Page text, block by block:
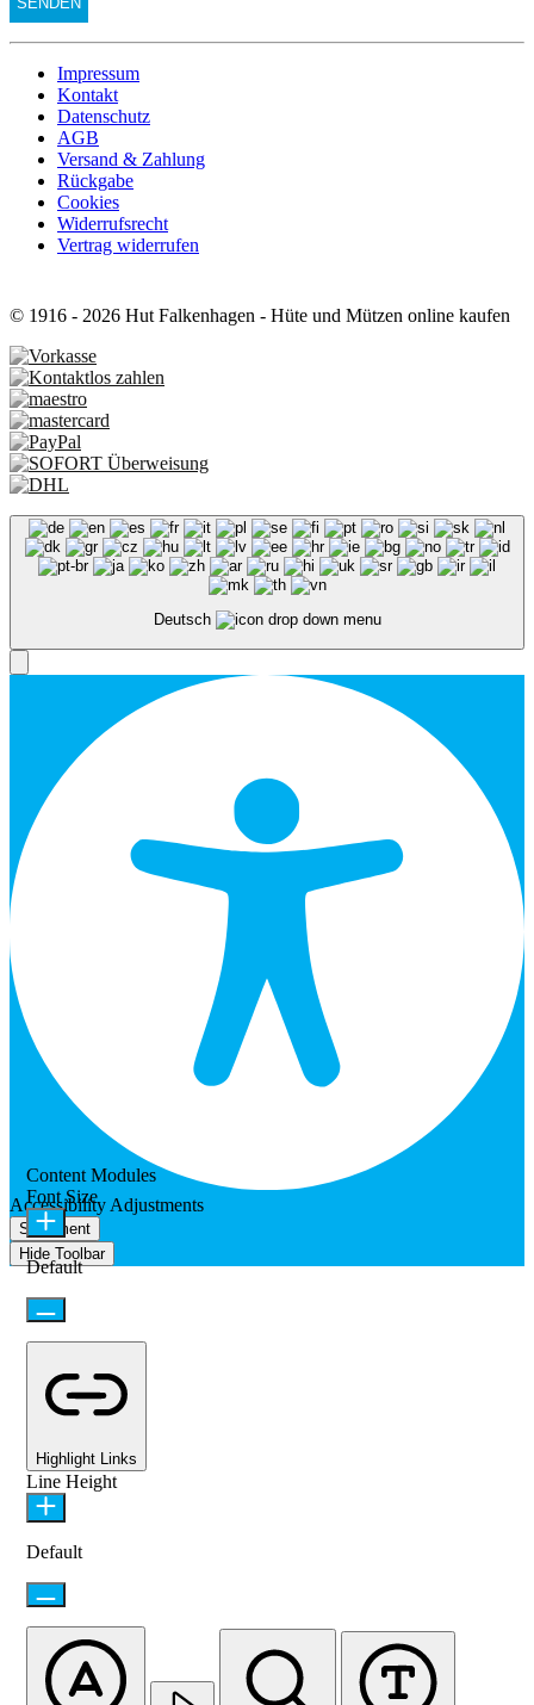
Impressum
Kontakt
Datenschutz
AGB
Versand & Zahlung
Rückgabe
Cookies
Widerrufsrecht
Vertrag widerrufen
© 1916 - 2026 Hut Falkenhagen - Hüte und Mützen online kaufen
Deutsch
Accessibility Adjustments
Statement
Hide Toolbar
Content Modules
Font Size
Default
Highlight Links
Line Height
Default